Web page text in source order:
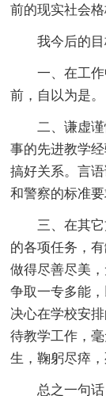
前的现实社会格
我今后的目
一、在工
前，自以为是。
二、谦虚
事的先进教学
搞好关系。言
和警察的标准要
三、在其
的各项任务，
做得尽善尽美
争取一专多能
决心在学校安
待教学工作，
生，鞠躬尽瘁，
总之一句